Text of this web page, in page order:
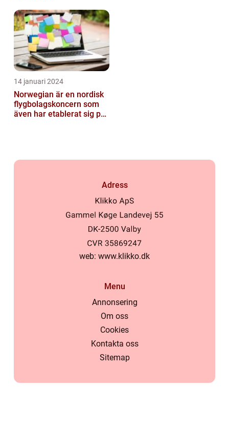
14 januari 2024
Norwegian är en nordisk
flygbolagskoncern som
även har etablerat sig på
Adress
web: www.klikko.dk
Menu
Annonsering
Om oss
Cookies
Kontakta oss
Sitemap